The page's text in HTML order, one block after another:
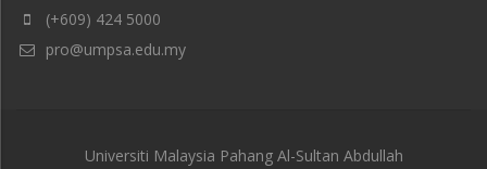
(+609) 424 5000
pro@umpsa.edu.my
Universiti Malaysia Pahang Al-Sultan Abdullah